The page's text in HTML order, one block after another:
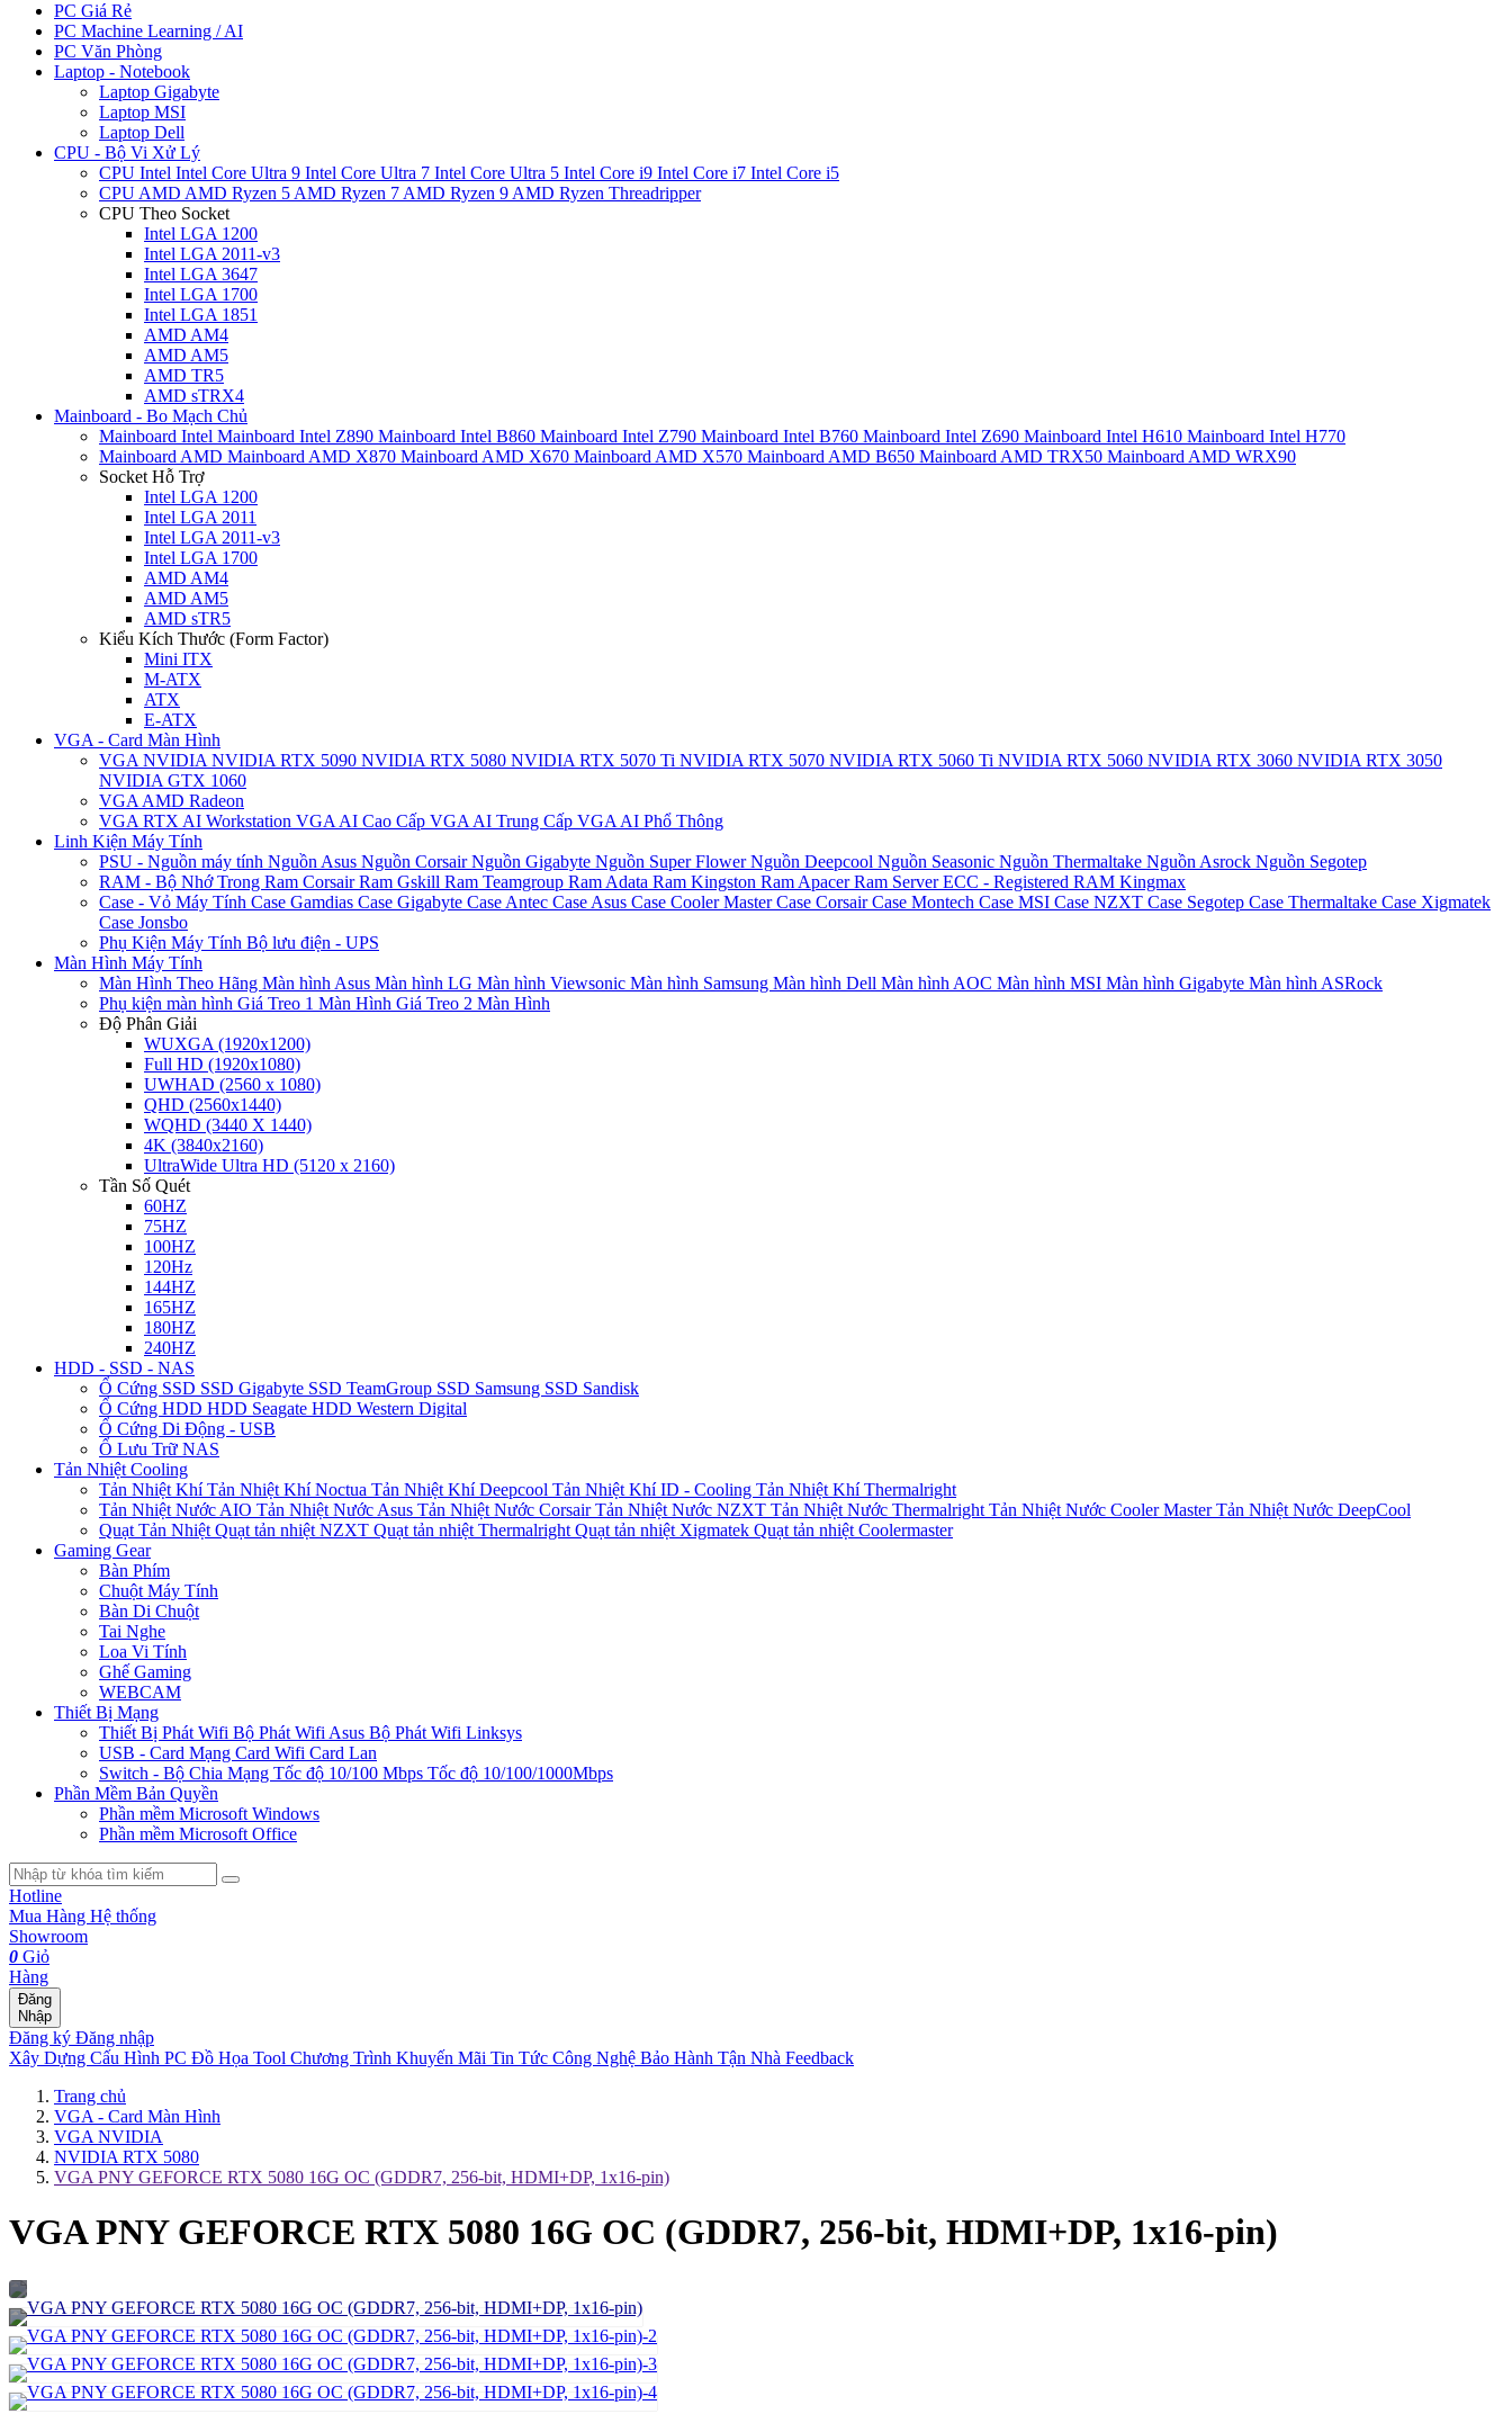
PC Giá Rẻ
PC Machine Learning / AI
PC Văn Phòng
Laptop - Notebook
Laptop Gigabyte
Laptop MSI
Laptop Dell
CPU - Bộ Vi Xử Lý
CPU Intel Intel Core Ultra 9 Intel Core Ultra 7 Intel Core Ultra 5 Intel Core i9 Intel Core i7 Intel Core i5
CPU AMD AMD Ryzen 5 AMD Ryzen 7 AMD Ryzen 9 AMD Ryzen Threadripper
CPU Theo Socket
Intel LGA 1200
Intel LGA 2011-v3
Intel LGA 3647
Intel LGA 1700
Intel LGA 1851
AMD AM4
AMD AM5
AMD TR5
AMD sTRX4
Mainboard - Bo Mạch Chủ
Mainboard Intel Mainboard Intel Z890 Mainboard Intel B860 Mainboard Intel Z790 Mainboard Intel B760 Mainboard Intel Z690 Mainboard Intel H610 Mainboard Intel H770
Mainboard AMD Mainboard AMD X870 Mainboard AMD X670 Mainboard AMD X570 Mainboard AMD B650 Mainboard AMD TRX50 Mainboard AMD WRX90
Socket Hỗ Trợ
Intel LGA 1200
Intel LGA 2011
Intel LGA 2011-v3
Intel LGA 1700
AMD AM4
AMD AM5
AMD sTR5
Kiểu Kích Thước (Form Factor)
Mini ITX
M-ATX
ATX
E-ATX
VGA - Card Màn Hình
VGA NVIDIA NVIDIA RTX 5090 NVIDIA RTX 5080 NVIDIA RTX 5070 Ti NVIDIA RTX 5070 NVIDIA RTX 5060 Ti NVIDIA RTX 5060 NVIDIA RTX 3060 NVIDIA RTX 3050
NVIDIA GTX 1060
VGA AMD Radeon
VGA RTX AI Workstation VGA AI Cao Cấp VGA AI Trung Cấp VGA AI Phổ Thông
Linh Kiện Máy Tính
PSU - Nguồn máy tính Nguồn Asus Nguồn CorsairNguồn Gigabyte Nguồn Super FlowerNguồn Deepcool Nguồn Seasonic Nguồn Thermaltake Nguồn Asrock Nguồn Segotep
RAM - Bộ Nhớ Trong Ram CorsairRam Gskill Ram Teamgroup Ram Adata Ram Kingston Ram ApacerRam Server ECC - Registered RAM Kingmax
Case - Vỏ Máy Tính Case Gamdias Case Gigabyte Case Antec Case Asus Case Cooler MasterCase CorsairCase Montech Case MSI Case NZXT Case Segotep Case Thermaltake Case Xigmatek
Case Jonsbo
Phụ Kiện Máy Tính Bộ lưu điện - UPS
Màn Hình Máy Tính
Màn Hình Theo Hãng Màn hình Asus Màn hình LG Màn hình Viewsonic Màn hình Samsung Màn hình Dell Màn hình AOC Màn hình MSI Màn hình Gigabyte Màn hình ASRock
Phụ kiện màn hình Giá Treo 1 Màn Hình Giá Treo 2 Màn Hình
Độ Phân Giải
WUXGA (1920x1200)
Full HD (1920x1080)
UWHAD (2560 x 1080)
QHD (2560x1440)
WQHD (3440 X 1440)
4K (3840x2160)
UltraWide Ultra HD (5120 x 2160)
Tần Số Quét
60HZ
75HZ
100HZ
120Hz
144HZ
165HZ
180HZ
240HZ
HDD - SSD - NAS
Ổ Cứng SSD SSD Gigabyte SSD TeamGroup SSD Samsung SSD Sandisk
Ổ Cứng HDD HDD Seagate HDD Western Digital
Ổ Cứng Di Động - USB
Ổ Lưu Trữ NAS
Tản Nhiệt Cooling
Tản Nhiệt KhíTản Nhiệt Khí Noctua Tản Nhiệt Khí Deepcool Tản Nhiệt Khí ID - Cooling Tản Nhiệt Khí Thermalright
Tản Nhiệt Nước AIO Tản Nhiệt Nước Asus Tản Nhiệt Nước CorsairTản Nhiệt Nước NZXT Tản Nhiệt Nước Thermalright Tản Nhiệt Nước Cooler MasterTản Nhiệt Nước DeepCool
Quạt Tản Nhiệt Quạt tản nhiệt NZXT Quạt tản nhiệt Thermalright Quạt tản nhiệt Xigmatek Quạt tản nhiệt Coolermaster
Gaming Gear
Bàn Phím
Chuột Máy Tính
Bàn Di Chuột
Tai Nghe
Loa Vi Tính
Ghế Gaming
WEBCAM
Thiết Bị Mạng
Thiết Bị Phát Wifi Bộ Phát Wifi Asus Bộ Phát Wifi Linksys
USB - Card Mạng Card Wifi Card Lan
Switch - Bộ Chia Mạng Tốc độ 10/100 Mbps Tốc độ 10/100/1000Mbps
Phần Mềm Bản Quyền
Phần mềm Microsoft Windows
Phần mềm Microsoft Office
Hotline
Mua Hàng Hệ thống
Showroom
0 Giỏ
Hàng
Đăng
Nhập
Đăng ký Đăng nhập
Xây Dựng Cấu Hình PC Đồ Họa Tool Chương Trình Khuyến Mãi Tin Tức Công Nghệ Bảo Hành Tận Nhà Feedback
Trang chủ
VGA - Card Màn Hình
VGA NVIDIA
NVIDIA RTX 5080
VGA PNY GEFORCE RTX 5080 16G OC (GDDR7, 256-bit, HDMI+DP, 1x16-pin)
VGA PNY GEFORCE RTX 5080 16G OC (GDDR7, 256-bit, HDMI+DP, 1x16-pin)